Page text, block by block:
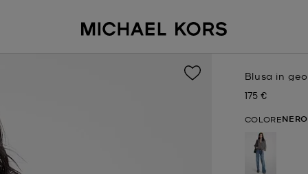
Blusa in
Prezzo attuale
175 €
COLORE